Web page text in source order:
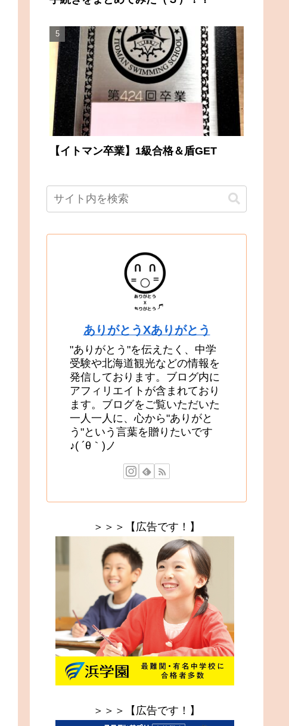
【イトマン卒業】1級合格＆盾GET
ありがとうXありがとう
"ありがとう"を伝えたく、中学
受験や北海道観光などの情報を
発信しております。ブログ内に
アフィリエイトが含まれており
ます。ブログをご覧いただいた
一人一人に、心から"ありがと
う"という言葉を贈りたいです
♪( ´θ｀)ノ
＞＞＞【広告です！】
＞＞＞【広告です！】